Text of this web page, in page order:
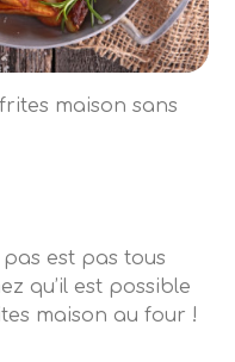
maison sans
est pas tous
qu’il est possible
maison au four !